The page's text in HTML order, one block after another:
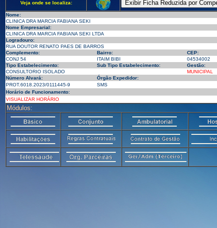
Veja onde se localiza:
Nome:
CLINICA DRA MARCIA FABIANA SEKI
Nome Empresarial:
CLINICA DRA MARCIA FABIANA SEKI LTDA
Logradouro:
RUA DOUTOR RENATO PAES DE BARROS
Complemento:
Bairro:
CEP:
CONJ 54
ITAIM BIBI
04534002
Tipo Estabelecimento:
Sub Tipo Estabelecimento:
Gestão:
CONSULTORIO ISOLADO
MUNICIPAL
Número Alvará:
Órgão Expedidor:
PROT.6018.2023/0111445-9
SMS
Horário de Funcionamento:
VISUALIZAR HORÁRIO
Módulos: